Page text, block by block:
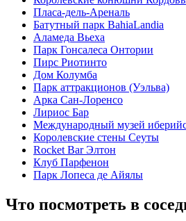
Пласа-дель-Ареналь
Батутный парк BahiaLandia
Аламеда Вьеха
Парк Гонсалеса Онтории
Пирс Риотинто
Дом Колумба
Парк аттракционов (Уэльва)
Арка Сан-Лоренсо
Лириос Бар
Международный музей
Королевские стены Сеуты
Rocket Bar Элтон
Клуб Парфенон
Парк Лопеса де Айялы
Что посмотреть в